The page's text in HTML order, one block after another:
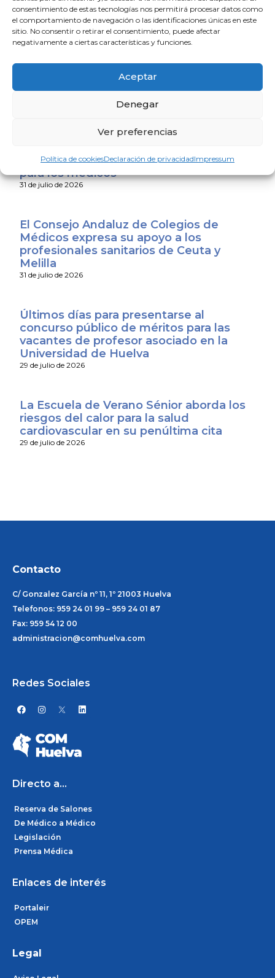
consentimiento de estas tecnologías nos permitirá procesar datos como
el comportamiento de navegación o las identificaciones únicas en este
sitio. No consentir o retirar el consentimiento, puede afectar
negativamente a ciertas características y funciones.
Aceptar
Denegar
Ver preferencias
Política de cookiesDeclaración de privacidadImpressum
4 de agosto de 2026
El Colegio de Médicos de Huelva y
saludable y sostenible
El CACM respalda el acuerdo entre la
exige que se convierta en mejoras reales
para los médicos
31 de julio de 2026
El Consejo Andaluz de Colegios de
Médicos expresa su apoyo a los
profesionales sanitarios de Ceuta y
Melilla
31 de julio de 2026
Últimos días para presentarse al
concurso público de méritos para las
vacantes de profesor asociado en la
Universidad de Huelva
29 de julio de 2026
La Escuela de Verano Sénior aborda los
riesgos del calor para la salud
cardiovascular en su penúltima cita
29 de julio de 2026
Contacto
C/ Gonzalez García nº 11, 1º 21003 Huelva
Telefonos: 959 24 01 99 – 959 24 01 87
Fax: 959 54 12 00
administracion@comhuelva.com
Redes Sociales
F
a
e
b
o
o
I
n
a
g
r
L
i
i
Directo a...
Reserva de Salones
De Médico a Médico
Legislación
Prensa Médica
Enlaces de interés
Portaleir
OPEM
Legal